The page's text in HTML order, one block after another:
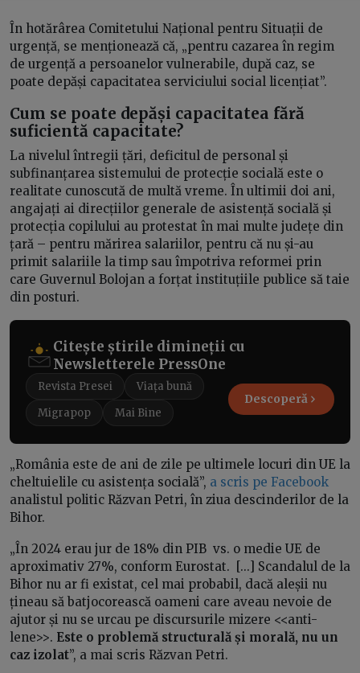
În hotărârea Comitetului Național pentru Situații de
urgență, se menționează că, „pentru cazarea în regim
de urgență a persoanelor vulnerabile, după caz, se
poate depăși capacitatea serviciului social licențiat”.
Cum se poate depăși capacitatea fără
suficientă capacitate?
La nivelul întregii țări, deficitul de personal și
subfinanțarea sistemului de protecție socială este o
realitate cunoscută de multă vreme. În ultimii doi ani,
angajați ai direcțiilor generale de asistență socială și
protecția copilului au protestat în mai multe județe din
țară – pentru mărirea salariilor, pentru că nu și-au
primit salariile la timp sau împotriva reformei prin
care Guvernul Bolojan a forțat instituțiile publice să taie
din posturi.
Citește știrile dimineții cu
Newsletterele PressOne
Revista Presei
Viața bună
Migrapop
Mai Bine
Descoperă
„România este de ani de zile pe ultimele locuri din UE la
cheltuielile cu asistența socială”, a scris pe Facebook
analistul politic Răzvan Petri, în ziua descinderilor de la
Bihor.
„În 2024 erau jur de 18% din PIB vs. o medie UE de
aproximativ 27%, conform Eurostat. [...] Scandalul de la
Bihor nu ar fi existat, cel mai probabil, dacă aleșii nu
țineau să batjocorească oameni care aveau nevoie de
ajutor și nu se urcau pe discursurile mizere <<anti-
lene>>. Este o problemă structurală și morală, nu un
caz izolat”, a mai scris Răzvan Petri.